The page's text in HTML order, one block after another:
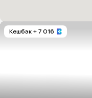
Кешбэк + 7 016